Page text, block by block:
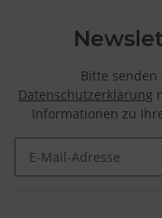
Bitte
Datenschutzerklärung
Informationen zu